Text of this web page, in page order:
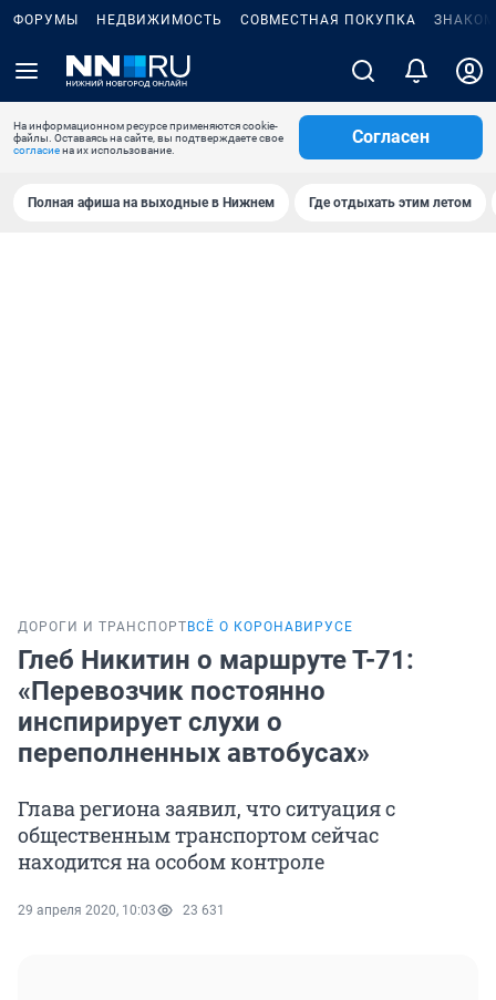
ФОРУМЫ НЕДВИЖИМОСТЬ СОВМЕСТНАЯ ПОКУПКА
На информационном ресурсе применяются cookie-
файлы. Оставаясь на сайте, вы подтверждаете свое
согласиена их использование.
Согласен
Полная афиша на выходные в Нижнем Где отдыхать этим летом
ДОРОГИ И ТРАНСПОРТ ВСЁ О КОРОНАВИРУСЕ
Глеб Никитин о маршруте Т-71:
«Перевозчик постоянно
инспирирует слухи о
переполненных автобусах»
Глава региона заявил, что ситуация с
общественным транспортом сейчас
находится на особом контроле
29 апреля 2020, 10:03 23 631